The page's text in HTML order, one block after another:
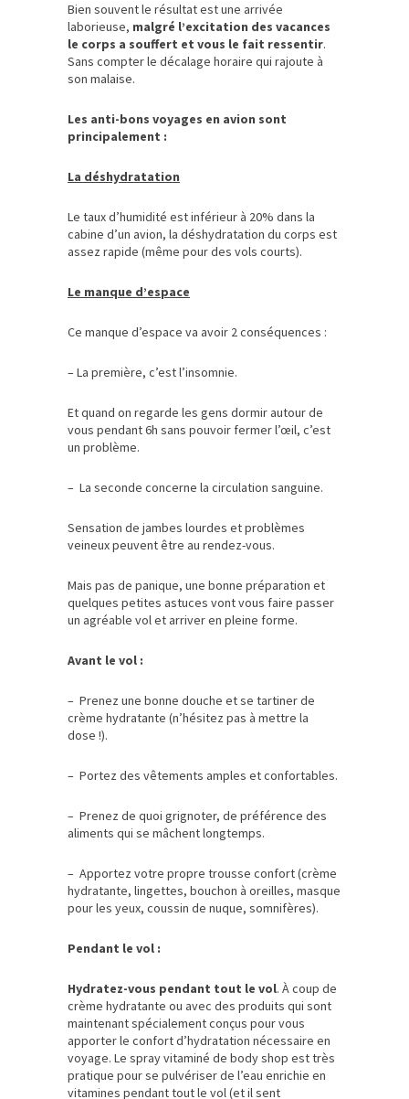
Bien souvent le résultat est une arrivée
laborieuse, malgré l’excitation des vacances
le corps a souffert et vous le fait ressentir.
Sans compter le décalage horaire qui rajoute à
son malaise.
Les anti-bons voyages en avion sont
principalement :
La déshydratation
Le taux d’humidité est inférieur à 20% dans la
cabine d’un avion, la déshydratation du corps est
assez rapide (même pour des vols courts).
Le manque d’espace
Ce manque d’espace va avoir 2 conséquences :
– La première, c’est l’insomnie.
Et quand on regarde les gens dormir autour de
vous pendant 6h sans pouvoir fermer l’œil, c’est
un problème.
– La seconde concerne la circulation sanguine.
Sensation de jambes lourdes et problèmes
veineux peuvent être au rendez-vous.
Mais pas de panique, une bonne préparation et
quelques petites astuces vont vous faire passer
un agréable vol et arriver en pleine forme.
Avant le vol :
– Prenez une bonne douche et se tartiner de
crème hydratante (n’hésitez pas à mettre la
dose !).
– Portez des vêtements amples et confortables.
– Prenez de quoi grignoter, de préférence des
aliments qui se mâchent longtemps.
– Apportez votre propre trousse confort (crème
hydratante, lingettes, bouchon à oreilles, masque
pour les yeux, coussin de nuque, somnifères).
Pendant le vol :
Hydratez-vous pendant tout le vol. À coup de
crème hydratante ou avec des produits qui sont
maintenant spécialement conçus pour vous
apporter le confort d’hydratation nécessaire en
voyage. Le spray vitaminé de body shop est très
pratique pour se pulvériser de l’eau enrichie en
vitamines pendant tout le vol (et il sent